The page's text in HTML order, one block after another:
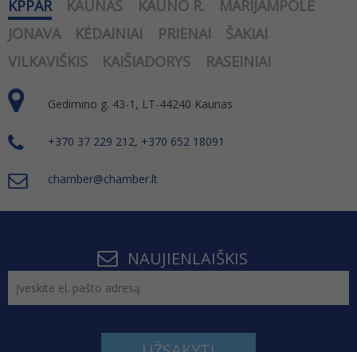
KPPAR KAUNAS KAUNO R.
MARIJAMPOLĖ
JONAVA
KĖDAINIAI PRIENAI
ŠAKIAI
VILKAVIŠKIS
KAIŠIADORYS RASEINIAI
Gedimino g. 43-1, LT-44240 Kaunas
+370 37 229 212, +370 652 18091
chamber@chamber.lt
NAUJIENLAIŠKIS